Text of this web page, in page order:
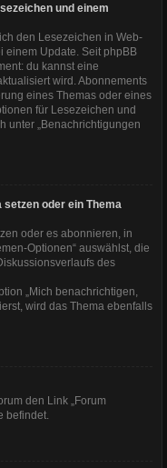
und einem
den Lesezeichen in Web-
einem Update. Seit phpBB
du kannst eine
wird. Abonnements
eines Themas oder eines
für Lesezeichen und
unter „Benachrichtigungen
setzen oder ein Thema
oder es abonnieren, in
Optionen“ auswählst, die
des
„Mich benachrichtigen,
wird das Thema ebenfalls
den Link „Forum
befindet.